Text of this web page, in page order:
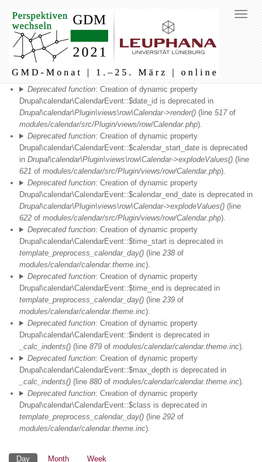
Fehlermeldung
Deprecated function: Creation of dynamic property
Drupal\calendar\CalendarEvent::$date_id is deprecated in
Drupal\calendar\Plugin\views\row\Calendar->render() (line 517of
modules/calendar/src/Plugin/views/row/Calendar.php).
Deprecated function: Creation of dynamic property
Drupal\calendar\CalendarEvent::$calendar_start_date is deprecated
in Drupal\calendar\Plugin\views\row\Calendar->explodeValues() (line
621 of modules/calendar/src/Plugin/views/row/Calendar.php).
Deprecated function: Creation of dynamic property
Drupal\calendar\CalendarEvent::$calendar_end_date is deprecated in
Drupal\calendar\Plugin\views\row\Calendar->explodeValues() (line
622 of modules/calendar/src/Plugin/views/row/Calendar.php).
Deprecated function: Creation of dynamic property
Drupal\calendar\CalendarEvent::$time_start is deprecated in
template_preprocess_calendar_day() (line 238 of
modules/calendar/calendar.theme.inc).
Deprecated function: Creation of dynamic property
Drupal\calendar\CalendarEvent::$time_end is deprecated in
template_preprocess_calendar_day() (line 239 of
modules/calendar/calendar.theme.inc).
Deprecated function: Creation of dynamic property
Drupal\calendar\CalendarEvent::$indent is deprecated in
_calc_indents() (line 879 of modules/calendar/calendar.theme.inc).
Deprecated function: Creation of dynamic property
Drupal\calendar\CalendarEvent::$max_depth is deprecated in
_calc_indents() (line 880 of modules/calendar/calendar.theme.inc).
Deprecated function: Creation of dynamic property
Drupal\calendar\CalendarEvent::$class is deprecated in
template_preprocess_calendar_day() (line 292 of
modules/calendar/calendar.theme.inc).
Primäre
Day Month Week